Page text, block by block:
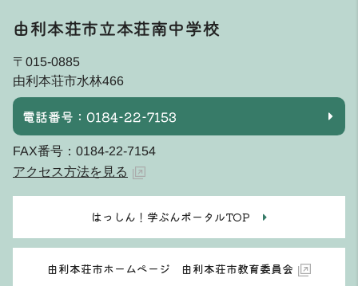
由利本荘市立本荘南中学校
〒015-0885
由利本荘市水林466
電話番号：0184-22-7153
FAX番号：0184-22-7154
アクセス方法を見る
はっしん！学ぶんポータルTOP
由利本荘市ホームページ 由利本荘市教育委員会